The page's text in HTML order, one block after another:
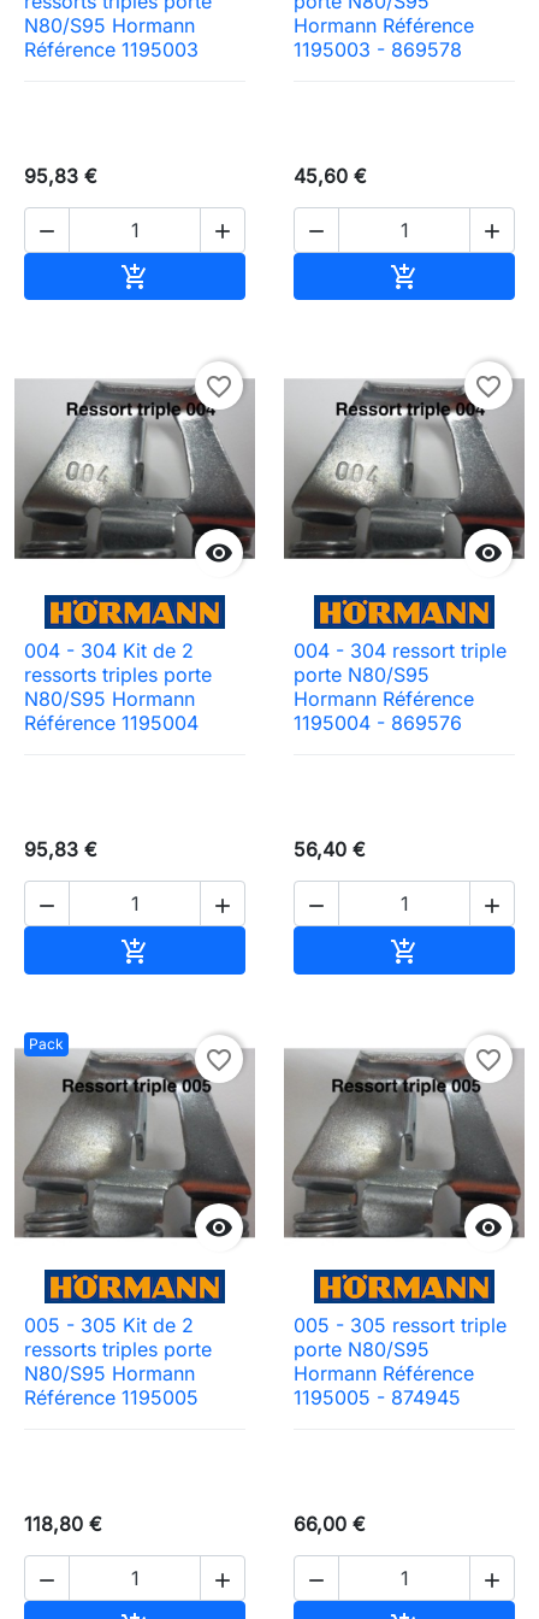
N80/S95 Hormann
Référence 1195003
95,83 €
 

Hormann Référence
1195003 - 869578
45,60 €
 


favorite_border
004 - 304 Kit de 2
ressorts triples porte
N80/S95 Hormann
Référence 1195004
95,83 €
 


favorite_border
004 - 304 ressort triple
porte N80/S95
Hormann Référence
1195004 - 869576
56,40 €
 

Pack

favorite_border
005 - 305 Kit de 2
ressorts triples porte
N80/S95 Hormann
Référence 1195005
118,80 €
 

favorite_border
005 - 305 ressort triple
porte N80/S95
Hormann Référence
1195005 - 874945
66,00 €
 